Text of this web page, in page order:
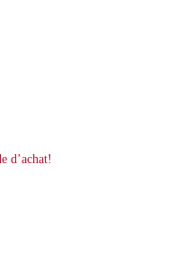
d’achat!